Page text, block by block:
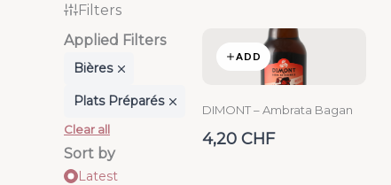
Filters
Applied Filters
Bières
Plats Préparés
Clear all
Sort by
Latest
ADD
DIMONT – Ambrata Bagan
4,20 CHF